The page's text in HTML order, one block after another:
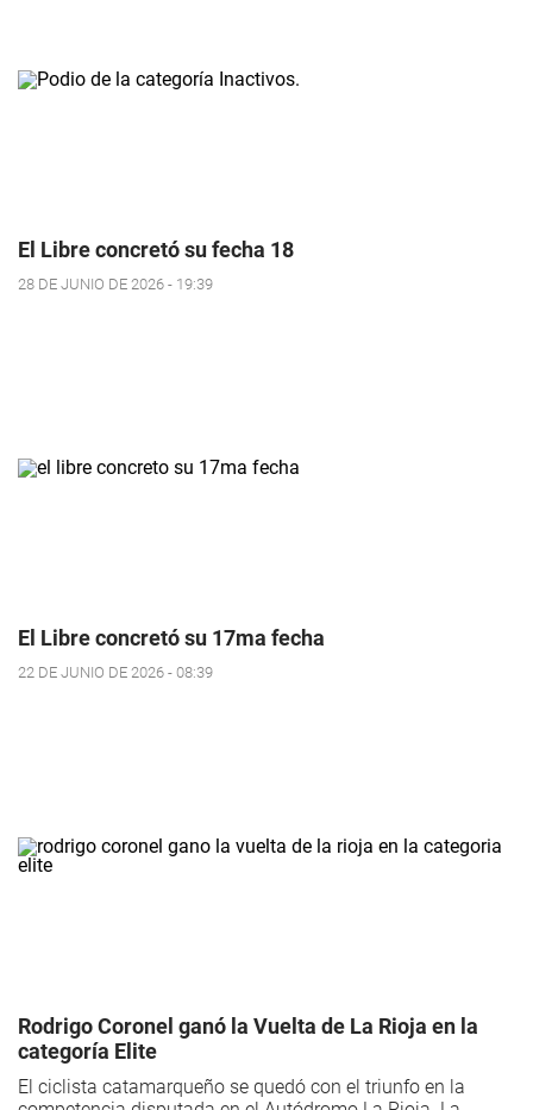
El Libre concretó su fecha 18
28 DE JUNIO DE 2026 - 19:39
El Libre concretó su 17ma fecha
22 DE JUNIO DE 2026 - 08:39
Rodrigo Coronel ganó la Vuelta de La Rioja en la
categoría Elite
El ciclista catamarqueño se quedó con el triunfo en la